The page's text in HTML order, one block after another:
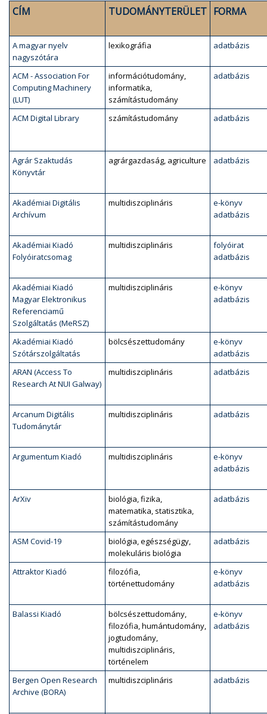
CÍM TUDOMÁNYTERÜLET FORMA
A magyar nyelv
nagyszótára
lexikográfia adatbázis
ACM - Association For
Computing Machinery
(LUT)
információtudomány,
informatika,
számítástudomány
adatbázis
ACM Digital Library számítástudomány adatbázis
Agrár Szaktudás
Könyvtár
agrárgazdaság, agriculture adatbázis
Akadémiai Digitális
Archívum
multidiszciplináris
e-könyv
adatbázis
Akadémiai Kiadó
Folyóiratcsomag
multidiszciplináris
folyóirat
adatbázis
Akadémiai Kiadó
Magyar Elektronikus
Referenciamű
Szolgáltatás (MeRSZ)
multidiszciplináris
e-könyv
adatbázis
Akadémiai Kiadó
Szótárszolgáltatás
bölcsészettudomány
e-könyv
adatbázis
ARAN (Access To
Research At NUI Galway)
multidiszciplináris adatbázis
Arcanum Digitális
Tudománytár
multidiszciplináris adatbázis
Argumentum Kiadó multidiszciplináris
e-könyv
adatbázis
ArXiv
biológia, fizika,
matematika, statisztika,
számítástudomány
adatbázis
ASM Covid-19
biológia, egészségügy,
molekuláris biológia
adatbázis
Attraktor Kiadó
filozófia,
történettudomány
e-könyv
adatbázis
Balassi Kiadó
bölcsészettudomány,
filozófia, humántudomány,
jogtudomány,
multidiszciplináris,
történelem
e-könyv
adatbázis
Bergen Open Research
Archive (BORA)
multidiszciplináris adatbázis